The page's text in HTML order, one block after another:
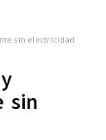
sin electricidad
sin